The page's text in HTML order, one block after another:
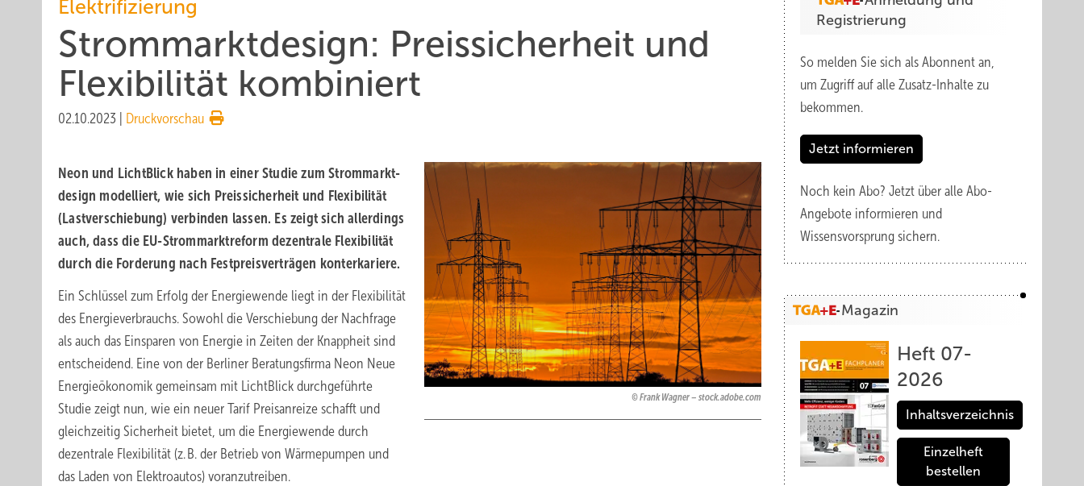
Elektrifizierung
Strommarktdesign: Preis­sicher­heit und
Flexibilität kombiniert
02.10.2023 Druckvorschau
Frank Wagner – stock.adobe.com
Neon und LichtBlick haben in einer Studie zum Strom­markt­
design modelliert, wie sich Preissicherheit und Flexibilität
(Lastverschiebung) verbinden lassen. Es zeigt sich allerdings
auch, dass die EU-Strommarktreform dezentrale Flexibilität
durch die Forderung nach Festpreisverträgen konterkariere.
Ein Schlüssel zum Erfolg der Energiewende liegt in der Flexibilität
des Energieverbrauchs. Sowohl die Verschiebung der Nachfrage
als auch das Einsparen von Energie in Zeiten der Knappheit sind
entscheidend. Eine von der Berliner Beratungsfirma Neon Neue
Energieökonomik gemeinsam mit LichtBlick durchgeführte
Studie zeigt nun, wie ein neuer Tarif Preisanreize schafft und
gleichzeitig Sicherheit bietet, um die Energiewende durch
dezentrale Flexibilität (z. B. der Betrieb von Wärmepumpen und
das Laden von Elektroautos) voranzutreiben.
Registrierung
So melden Sie sich als Abonnent an,
um Zugriff auf alle Zusatz-Inhalte zu
bekommen.
Jetzt informieren
Noch kein Abo? Jetzt über alle Abo-
Angebote informieren und
Wissensvorsprung sichern.
Magazin
Heft 07-
2026
Inhaltsverzeichnis
Einzelheft
bestellen